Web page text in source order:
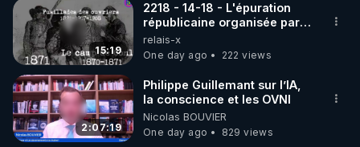
15:19
2218 - 14-18 - L'épuration
républicaine organisée par
les frères de la truelle
relais-x
One day ago
222 views
2:07:19
Philippe Guillemant sur l’IA,
la conscience et les OVNI
Nicolas BOUVIER
One day ago
829 views